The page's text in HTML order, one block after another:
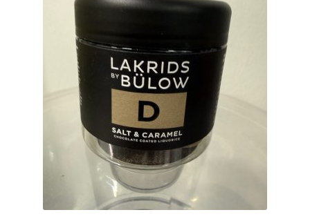
Tilaus- ja sopimusehdot